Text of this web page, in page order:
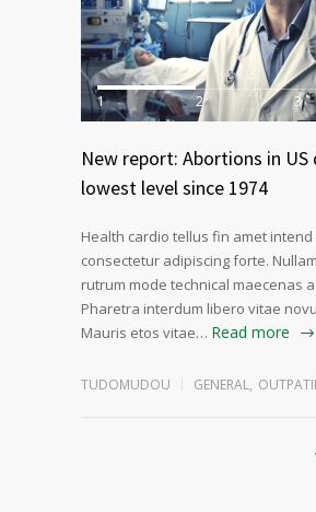
1 2 3
New report: Abortions in
lowest level since 1974
Health cardio tellus fin amet intend
consectetur adipiscing forte.
rutrum mode technical maecenas
Pharetra interdum libero vitae
Mauris etos vitae… Read more
TUDOMUDOU GENERAL,